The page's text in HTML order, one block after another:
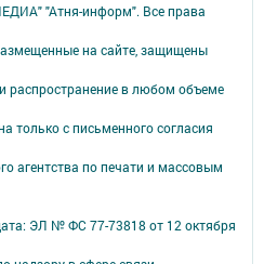
"Атня-информ". Все права
на сайте, защищены
распространение в любом объеме
только с письменного согласия
агентства по печати и массовым
ЭЛ № ФС 77-73818 от 12 октября